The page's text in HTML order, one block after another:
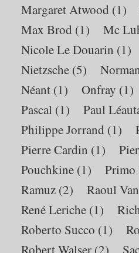
Margaret Atwood (1)
Max Brod (1) Mc
Nicole Le Douarin (1)
Nietzsche (5)
Néant (1) Onfray (1)
Pascal (1) Paul
Philippe Jorrand (1)
Pierre Cardin (1)
Pouchkine (1) Primo
Ramuz (2) Raoul
René Leriche (1)
Roberto Succo (1)
Robert Walser (2)